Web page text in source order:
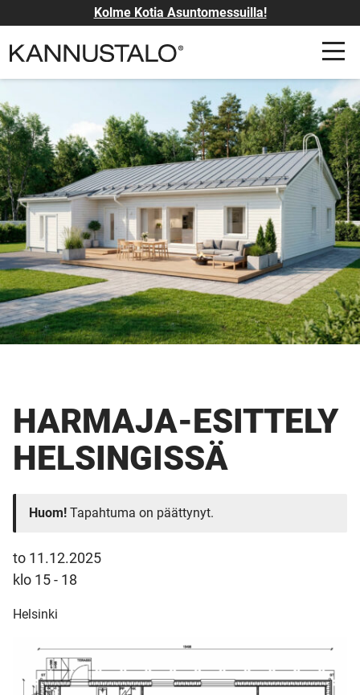
Kolme Kotia Asuntomessuilla!
HARMAJA-ESITTELY
HELSINGISSÄ
Huom! Tapahtuma on päättynyt.
to 11.12.2025
klo 15 - 18
Helsinki